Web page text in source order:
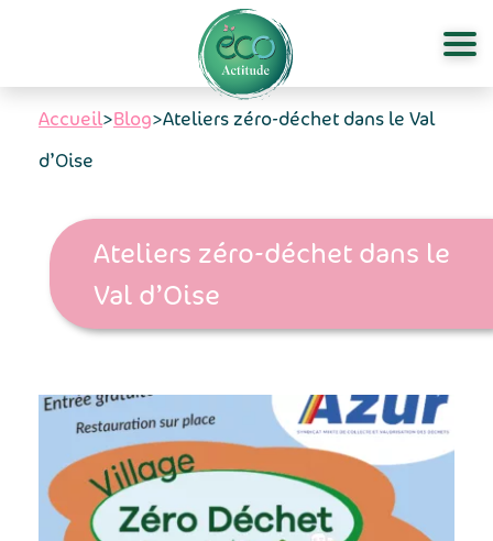
Aller au contenu principal
Accueil>Blog>Ateliers zéro-déchet dans le Val
d’Oise
Ateliers zéro-déchet dans le
Val d’Oise